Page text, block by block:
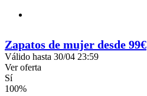
Zapatos de mujer desde 99€
Válido hasta 30/04 23:59
Ver oferta
Sí
100%